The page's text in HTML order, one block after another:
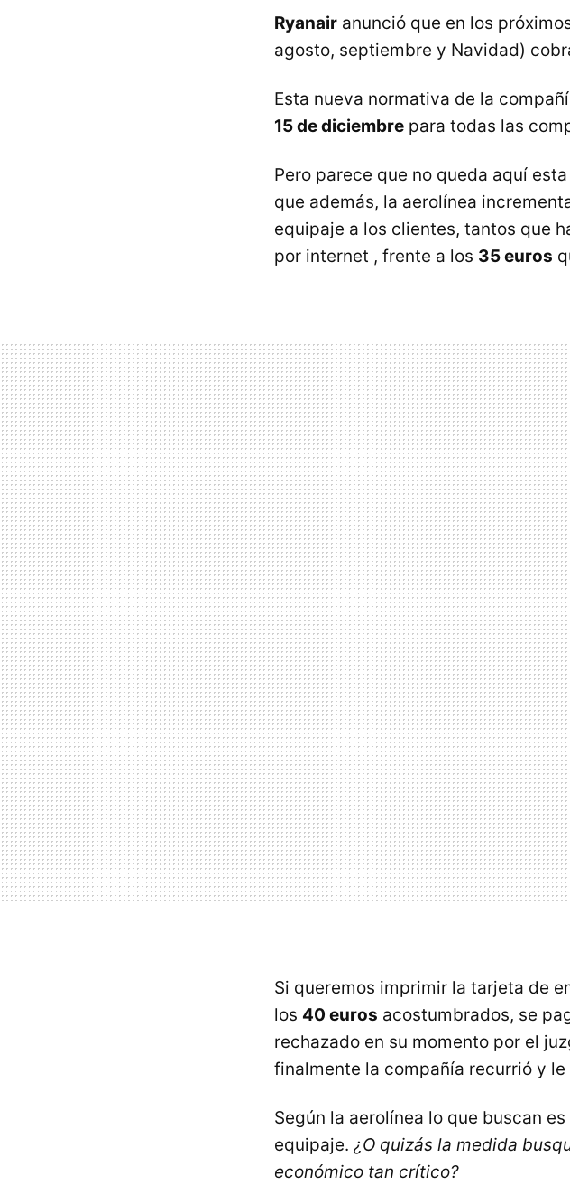
Ryanair anunció que en los
agosto, septiembre y Navidad)
Esta nueva normativa de la
15 de diciembre para todas las
Pero parece que no queda aquí
que además, la aerolínea
equipaje a los clientes, tantos que
por internet , frente a los 35 euros
Si queremos imprimir la tarjeta de
los 40 euros acostumbrados, se
rechazado en su momento por el
finalmente la compañía recurrió y
Según la aerolínea lo que buscan
equipaje. ¿O quizás la medida
económico tan crítico?